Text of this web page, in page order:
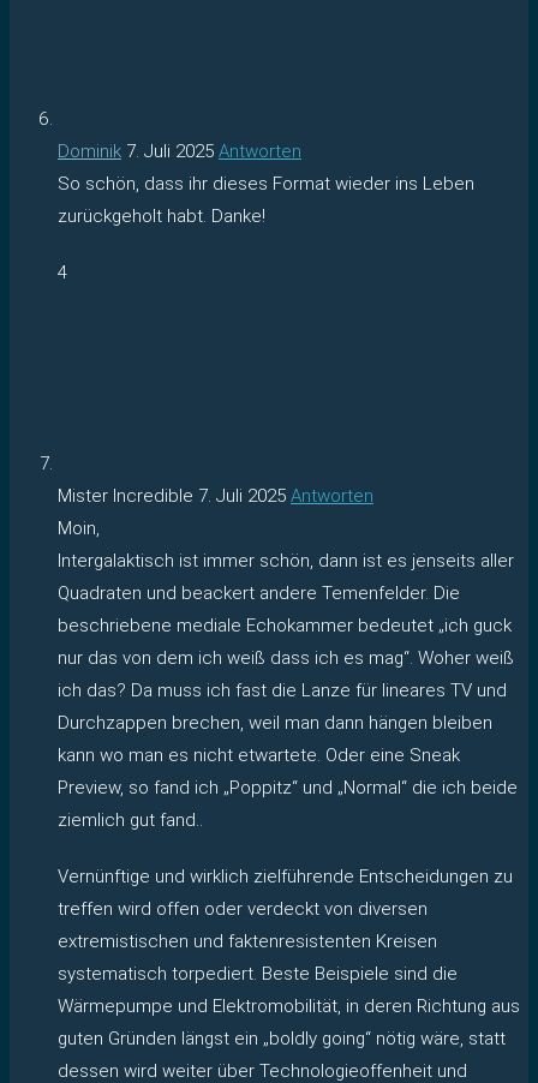
Dominik 7. Juli 2025 Antworten
So schön, dass ihr dieses Format wieder ins Leben
zurückgeholt habt. Danke!
4
Mister Incredible 7. Juli 2025 Antworten
Moin,
Intergalaktisch ist immer schön, dann ist es jenseits aller
Quadraten und beackert andere Temenfelder. Die
beschriebene mediale Echokammer bedeutet „ich guck
nur das von dem ich weiß dass ich es mag“. Woher weiß
ich das? Da muss ich fast die Lanze für lineares TV und
Durchzappen brechen, weil man dann hängen bleiben
kann wo man es nicht etwartete. Oder eine Sneak
Preview, so fand ich „Poppitz“ und „Normal“ die ich beide
ziemlich gut fand..
Vernünftige und wirklich zielführende Entscheidungen zu
treffen wird offen oder verdeckt von diversen
extremistischen und faktenresistenten Kreisen
systematisch torpediert. Beste Beispiele sind die
Wärmepumpe und Elektromobilität, in deren Richtung aus
guten Gründen längst ein „boldly going“ nötig wäre, statt
dessen wird weiter über Technologieoffenheit und